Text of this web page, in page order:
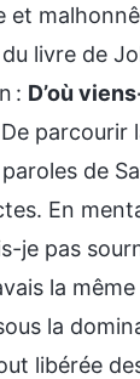
et
livre de
: D’où
parcourir
paroles de
En
je pas
la
la
libérée